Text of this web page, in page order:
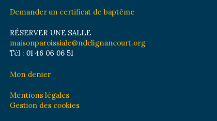
Demander un certificat de baptême
RÉSERVER UNE SALLE
maisonparoissiale@ndclignancourt.org
Tél : 01 46 06 06 51
Mon denier
Mentions légales
Gestion des cookies